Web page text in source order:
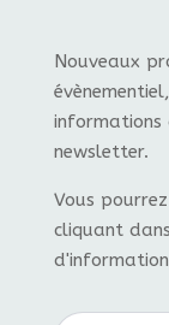
Nouveaux
informations
newsletter.
Vous
cliquant